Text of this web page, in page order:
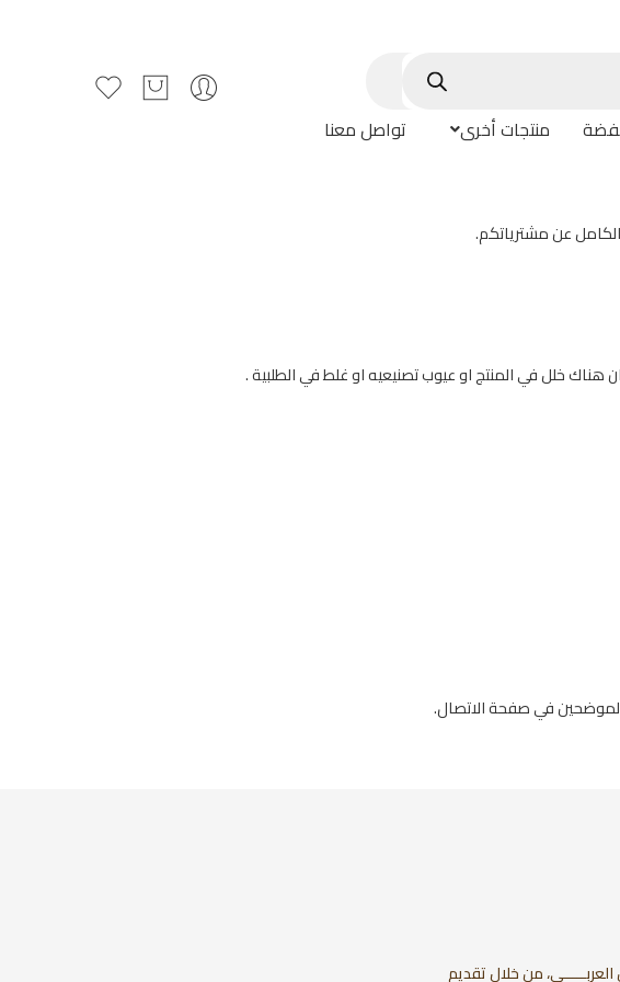
منتجات أخرى تواصل معنا
عن مشترياتكم.
هناك خلل في المنتج او عيوب تصنيعيه او غلط في الطلبية .
الموضحين في صفحة الاتصال.
من خلال تقديم